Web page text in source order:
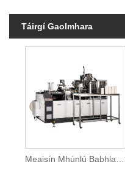
Táirgí Gaolmhara